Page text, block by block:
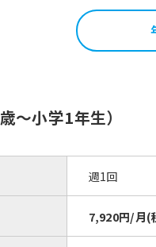
〜小学1年生）
週1回
7,920円/月(